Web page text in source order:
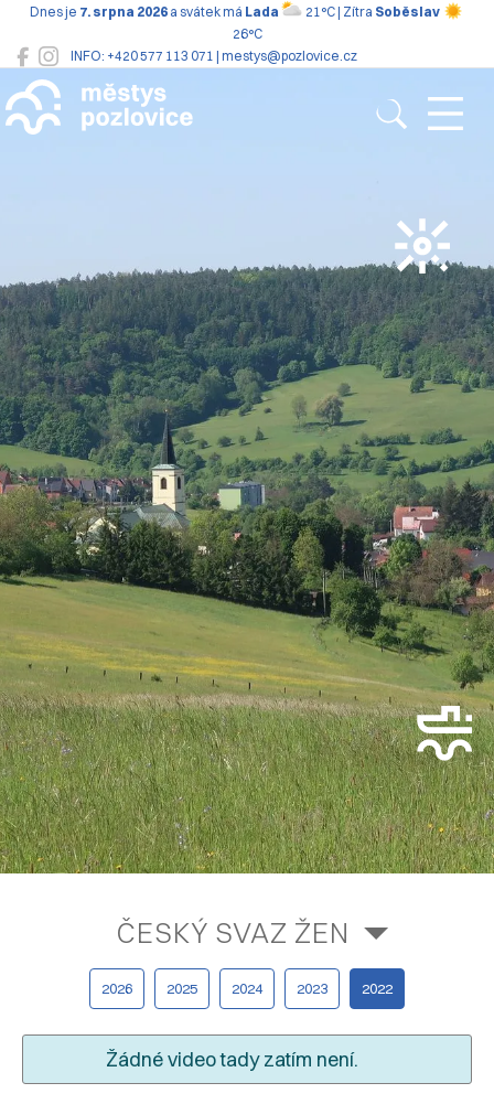
INFO: +420 577 113 071 | mestys@pozlovice.cz
Dnes je 7. srpna 2026 a svátek má Lada 21°C | Zítra Soběslav
26°C
Pozlovice
ČESKÝ SVAZ ŽEN
2026 2025 2024 2023 2022
Žádné video tady zatím není.